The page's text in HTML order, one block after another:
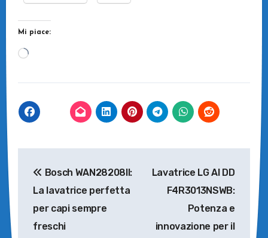
Mi piace:
Caricamento
articoli
Bosch WAN28208II:
La lavatrice perfetta
per capi sempre
freschi
Lavatrice LG AI DD
F4R3013NSWB:
Potenza e
innovazione per il